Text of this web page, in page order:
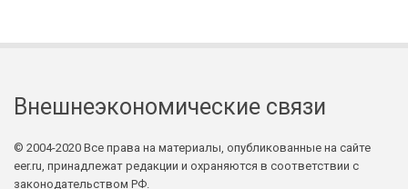
Внешнеэкономические связи
© 2004-2020 Все права на материалы, опубликованные на сайте
eer.ru, принадлежат редакции и охраняются в соответствии с
законодательством РФ.